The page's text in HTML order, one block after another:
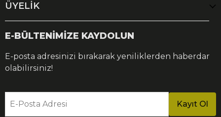
ÜYELİK
E-BÜLTENİMİZE KAYDOLUN
E-posta adresinizi bırakarak yeniliklerden haberdar
olabilirsiniz!
E-Posta Adresi Kayıt Ol